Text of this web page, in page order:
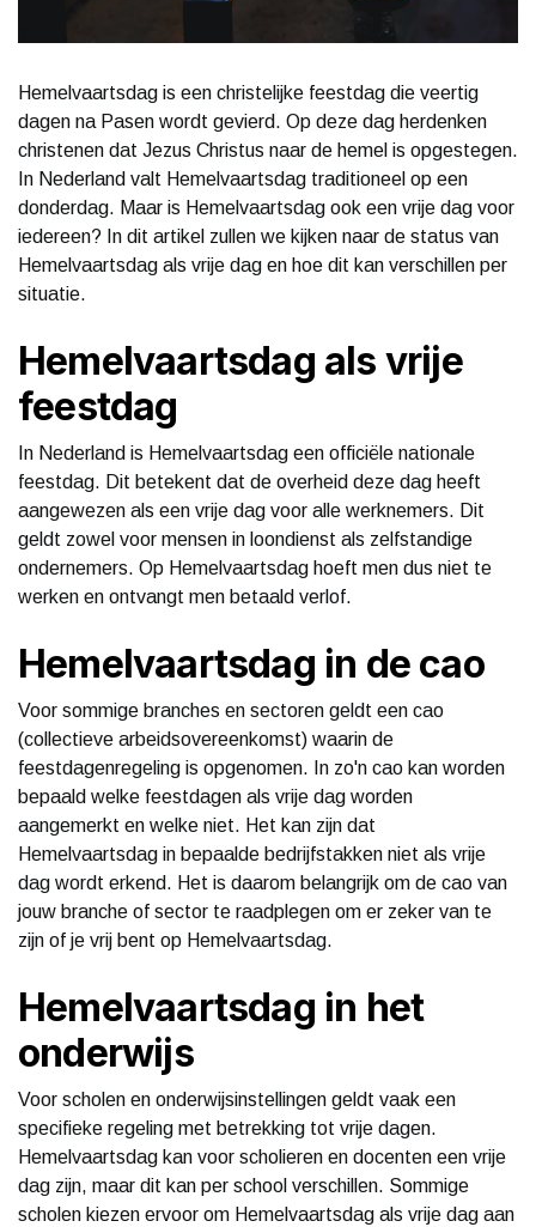
Hemelvaartsdag is een christelijke feestdag die veertig
dagen na Pasen wordt gevierd. Op deze dag herdenken
christenen dat Jezus Christus naar de hemel is opgestegen.
In Nederland valt Hemelvaartsdag traditioneel op een
donderdag. Maar is Hemelvaartsdag ook een vrije dag voor
iedereen? In dit artikel zullen we kijken naar de status van
Hemelvaartsdag als vrije dag en hoe dit kan verschillen per
situatie.
Hemelvaartsdag als vrije
feestdag
In Nederland is Hemelvaartsdag een officiële nationale
feestdag. Dit betekent dat de overheid deze dag heeft
aangewezen als een vrije dag voor alle werknemers. Dit
geldt zowel voor mensen in loondienst als zelfstandige
ondernemers. Op Hemelvaartsdag hoeft men dus niet te
werken en ontvangt men betaald verlof.
Hemelvaartsdag in de cao
Voor sommige branches en sectoren geldt een cao
(collectieve arbeidsovereenkomst) waarin de
feestdagenregeling is opgenomen. In zo'n cao kan worden
bepaald welke feestdagen als vrije dag worden
aangemerkt en welke niet. Het kan zijn dat
Hemelvaartsdag in bepaalde bedrijfstakken niet als vrije
dag wordt erkend. Het is daarom belangrijk om de cao van
jouw branche of sector te raadplegen om er zeker van te
zijn of je vrij bent op Hemelvaartsdag.
Hemelvaartsdag in het
onderwijs
Voor scholen en onderwijsinstellingen geldt vaak een
specifieke regeling met betrekking tot vrije dagen.
Hemelvaartsdag kan voor scholieren en docenten een vrije
dag zijn, maar dit kan per school verschillen. Sommige
scholen kiezen ervoor om Hemelvaartsdag als vrije dag aan